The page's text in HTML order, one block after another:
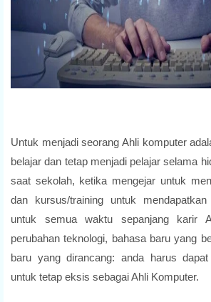
Untuk menjadi seorang Ahli komputer
belajar dan tetap menjadi pelajar selama
saat sekolah, ketika mengejar untuk
dan kursus/training untuk
untuk semua waktu sepanjang karir
perubahan teknologi, bahasa baru yang
baru yang dirancang: anda harus
untuk tetap eksis sebagai Ahli Komputer.